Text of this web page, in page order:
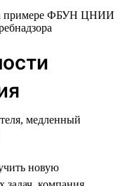
медленный
новую